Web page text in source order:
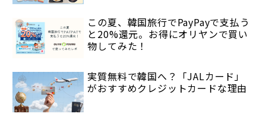
この夏、韓国旅行でPayPayで支払う
と20%還元。お得にオリヤンで買い
物してみた！
実質無料で韓国へ？「JALカード」
がおすすめクレジットカードな理由